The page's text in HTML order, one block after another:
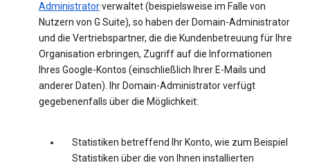
Administrator·verwaltet (beispielsweise im Falle von
Nutzern von G Suite), so haben der Domain-Administrator
und die Vertriebspartner, die die Kundenbetreuung für Ihre
Organisation erbringen, Zugriff auf die Informationen
Ihres Google-Kontos (einschließlich Ihrer E-Mails und
anderer Daten). Ihr Domain-Administrator verfügt
gegebenenfalls über die Möglichkeit:
Statistiken betreffend Ihr Konto, wie zum Beispiel
Statistiken über die von Ihnen installierten